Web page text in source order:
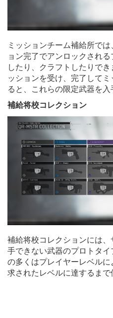
ミッションチーム補給所で
ョン完了でアンロックされ
したり、クラフトしたりで
ッションを受け、完了して
ると、これらの限定武器を入
補給将校コレクション
補給将校コレクションには
手できない武器のプロトタ
の多くはプレイヤーレベル
求されたレベルに達するまで